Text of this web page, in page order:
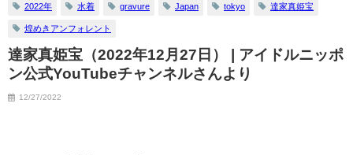
2022年 水着 gravure Japan tokyo 達家真姫宝
煌めきアンフォレント
達家真姫宝（2022年12月27日） | アイドルニッポ
ン公式YouTubeチャンネルさんより
12/27/2022